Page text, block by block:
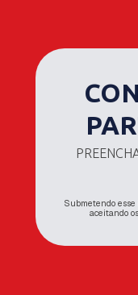
Submetendo
aceitando